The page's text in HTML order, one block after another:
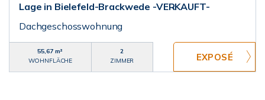
Lage in Bielefeld-Brackwede -VERKAUFT-
Dachgeschosswohnung
55,67 m²
WOHNFLÄCHE
2
ZIMMER